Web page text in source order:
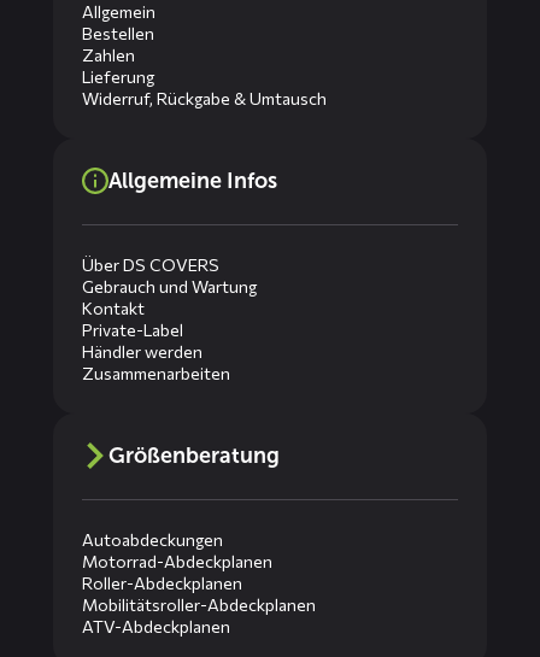
Allgemein
Bestellen
Zahlen
Lieferung
Widerruf, Rückgabe & Umtausch
Allgemeine Infos
Über DS COVERS
Gebrauch und Wartung
Kontakt
Private-Label
Händler werden
Zusammenarbeiten
Größenberatung
Autoabdeckungen
Motorrad-Abdeckplanen
Roller-Abdeckplanen
Mobilitätsroller-Abdeckplanen
ATV-Abdeckplanen